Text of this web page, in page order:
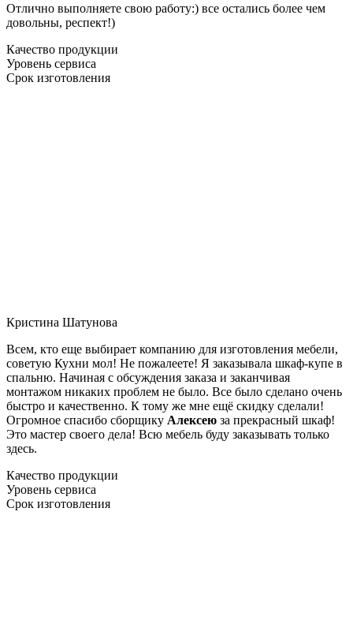
Отлично выполняете свою работу:) все остались более чем
довольны, респект!)
Качество продукции
Уровень сервиса
Срок изготовления
Кристина Шатунова
Всем, кто еще выбирает компанию для изготовления мебели,
советую Кухни мол! Не пожалеете! Я заказывала шкаф-купе в
спальню. Начиная с обсуждения заказа и заканчивая
монтажом никаких проблем не было. Все было сделано очень
быстро и качественно. К тому же мне ещё скидку сделали!
Огромное спасибо сборщику Алексею за прекрасный шкаф!
Это мастер своего дела! Всю мебель буду заказывать только
здесь.
Качество продукции
Уровень сервиса
Срок изготовления